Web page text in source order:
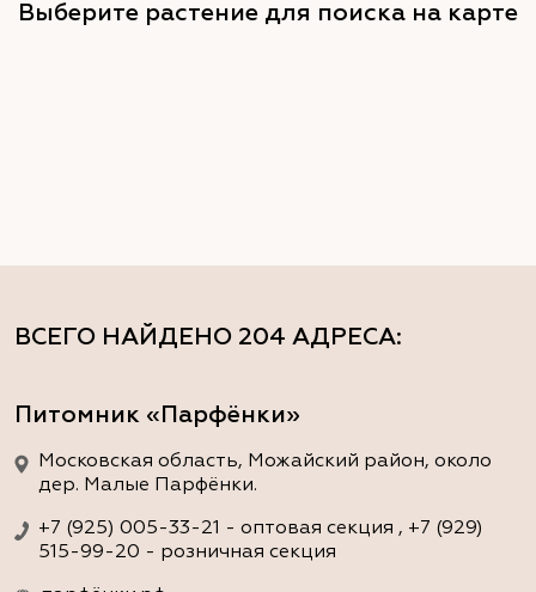
ВСЕГО НАЙДЕНО 204 АДРЕСА:
Питомник «Парфёнки»
Московская область, Можайский район, около
дер. Малые Парфёнки.
+7 (925) 005-33-21 - оптовая секция , +7 (929)
515-99-20 - розничная секция
Выберите растение для поиска на карте